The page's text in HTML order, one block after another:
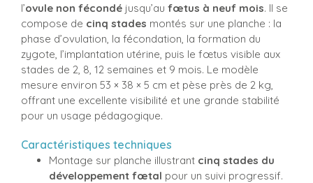
l’ovule non fécondé jusqu’au fœtus à neuf mois. Il se
compose de cinq stades montés sur une planche : la
phase d’ovulation, la fécondation, la formation du
zygote, l’implantation utérine, puis le fœtus visible aux
stades de 2, 8, 12 semaines et 9 mois. Le modèle
mesure environ 53 × 38 × 5 cm et pèse près de 2 kg,
offrant une excellente visibilité et une grande stabilité
pour un usage pédagogique.
Caractéristiques techniques
Montage sur planche illustrant cinq stades du
développement fœtal pour un suivi progressif.